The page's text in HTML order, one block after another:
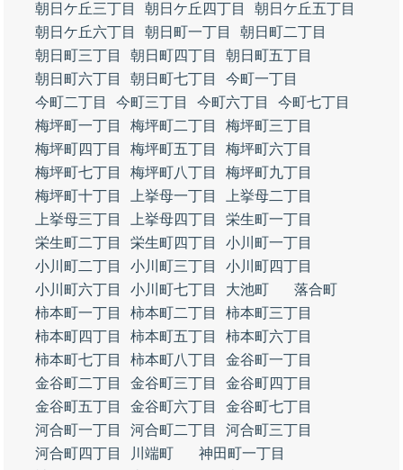
朝日ケ丘三丁目
朝日ケ丘四丁目
朝日ケ丘五丁目
朝日ケ丘六丁目
朝日町一丁目
朝日町二丁目
朝日町三丁目
朝日町四丁目
朝日町五丁目
朝日町六丁目
朝日町七丁目
今町一丁目
今町二丁目
今町三丁目 今町六丁目
今町七丁目
梅坪町一丁目
梅坪町二丁目
梅坪町三丁目
梅坪町四丁目
梅坪町五丁目
梅坪町六丁目
梅坪町七丁目
梅坪町八丁目
梅坪町九丁目
梅坪町十丁目
上挙母一丁目
上挙母二丁目
上挙母三丁目
上挙母四丁目
栄生町一丁目
栄生町二丁目
栄生町四丁目
小川町一丁目
小川町二丁目
小川町三丁目
小川町四丁目
小川町六丁目
小川町七丁目 大池町
落合町
柿本町一丁目
柿本町二丁目
柿本町三丁目
柿本町四丁目
柿本町五丁目
柿本町六丁目
柿本町七丁目
柿本町八丁目
金谷町一丁目
金谷町二丁目
金谷町三丁目
金谷町四丁目
金谷町五丁目
金谷町六丁目
金谷町七丁目
河合町一丁目
河合町二丁目
河合町三丁目
河合町四丁目
川端町
神田町一丁目